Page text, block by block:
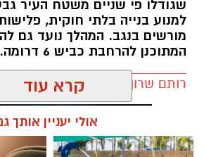
רותם שרון / 11:32 08.08.26 קרא עוד
אולי יעניין אותך גם